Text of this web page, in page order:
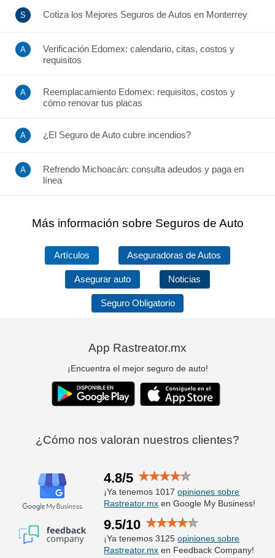
Cotiza los Mejores Seguros de Autos en Monterrey
Verificación Edomex: calendario, citas, costos y
requisitos
Reemplacamiento Edomex: requisitos, costos y
cómo renovar tus placas
¿El Seguro de Auto cubre incendios?
Refrendo Michoacán: consulta adeudos y paga en
línea
Más información sobre Seguros de Auto
Artículos Aseguradoras de Autos
Asegurar auto Noticias
Seguro Obligatorio
App Rastreator.mx
¡Encuentra el mejor seguro de auto!
¿Cómo nos valoran nuestros clientes?
4.8/5
¡Ya tenemos 1017opiniones sobre
Rastreator.mx en Google My Business!
9.5/10
¡Ya tenemos 3125opiniones sobre
Rastreator.mx en Feedback Company!